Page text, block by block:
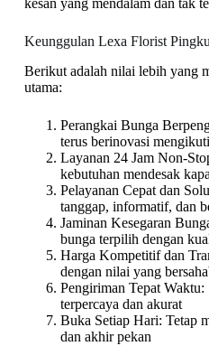
kesan yang mendalam dan tak
Keunggulan Lexa Florist
Berikut adalah nilai lebih yang
utama:
Perangkai Bunga
terus berinovasi
Layanan 24 Jam Non-
kebutuhan mendesak
Pelayanan Cepat dan
tanggap, informatif, dan
Jaminan Kesegaran
bunga terpilih dengan
Harga Kompetitif dan
dengan nilai yang
Pengiriman Tepat
terpercaya dan akurat
Buka Setiap Hari: Tetap
dan akhir pekan